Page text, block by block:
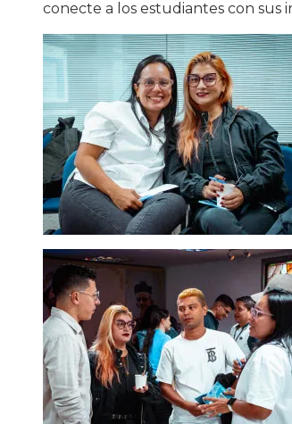
conecte a los estudiantes con sus